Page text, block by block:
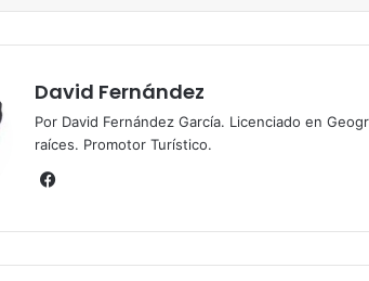
David Fernández
Por David Fernández García. Licenciado en
raíces. Promotor Turístico.
bo